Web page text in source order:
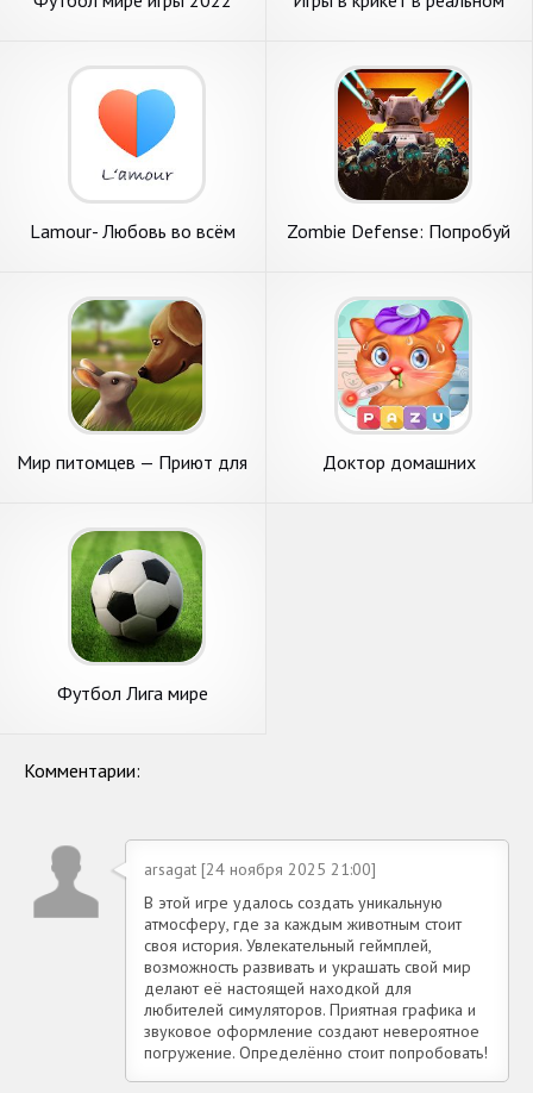
Lamour- Любовь во всём
Zombie Defense: Попробуй
Мир питомцев — Приют для
Доктор домашних
Футбол Лига мире
Комментарии:
arsagat [24 ноября 2025 21:00]
В этой игре удалось создать уникальную
атмосферу, где за каждым животным стоит
своя история. Увлекательный геймплей,
возможность развивать и украшать свой мир
делают её настоящей находкой для
любителей симуляторов. Приятная графика и
звуковое оформление создают невероятное
погружение. Определённо стоит попробовать!